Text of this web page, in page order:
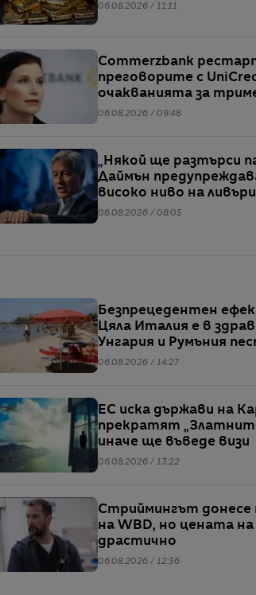
06.08.2026 / 11:11
Commerzbank
преговорите с
очакванията за
06.08.2026 / 09:48
„Някой ще разтърси
Даймън
високо ниво на
06.08.2026 / 08:05
Безпрецедентен
Цяла Италия е в
Унгария и Румъния
електричество
06.08.2026 / 14:27
ЕС иска държави на
прекратят
иначе ще въведе визи
06.08.2026 / 13:22
Стриймингът донесе
на WBD, но цената
драстично
06.08.2026 / 12:36